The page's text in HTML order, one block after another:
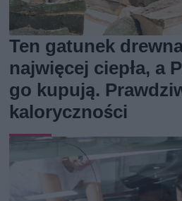
Ten gatunek
najwięcej ciepła, a
go kupują.
kaloryczności